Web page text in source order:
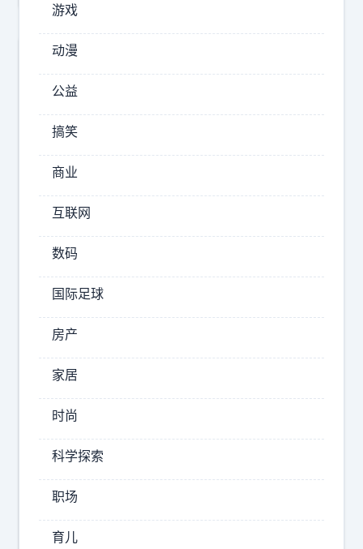
碰
，
不
做
这
是
你
做
任
何
的
绝
对
基
本
律
长
佳
琪
の
碎
念
立
秋
启
半
好
子
游戏
动漫
公益
搞笑
商业
互联网
数码
国际足球
房产
家居
时尚
科学探索
职场
育儿